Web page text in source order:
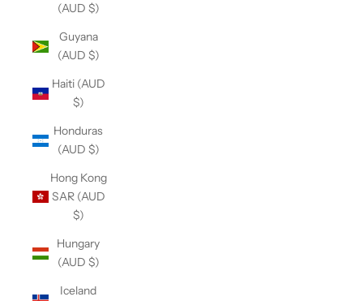
(AUD $)
Guyana
(AUD $)
Haiti (AUD
$)
Honduras
(AUD $)
Hong Kong
SAR (AUD
$)
Hungary
(AUD $)
Iceland